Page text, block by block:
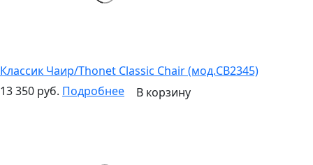
Классик Чаир/Thonet Classic Chair (мод.CB2345)
13 350 руб. Подробнее В корзину